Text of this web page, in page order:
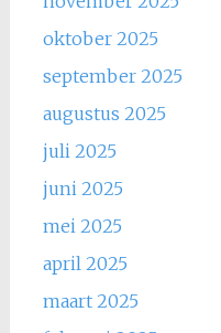
oktober 2025
september 2025
augustus 2025
juli 2025
juni 2025
mei 2025
april 2025
maart 2025